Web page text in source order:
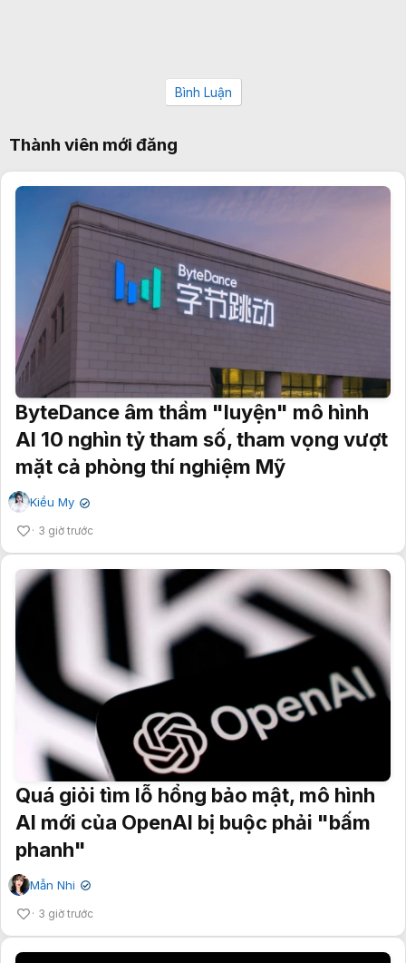
Bình Luận
Thành viên mới đăng
ByteDance âm thầm "luyện" mô hình
AI 10 nghìn tỷ tham số, tham vọng vượt
mặt cả phòng thí nghiệm Mỹ
Kiều My ✔
3 giờ trước
Quá giỏi tìm lỗ hổng bảo mật, mô hình
AI mới của OpenAI bị buộc phải "bấm
phanh"
Mẫn Nhi ✔
3 giờ trước